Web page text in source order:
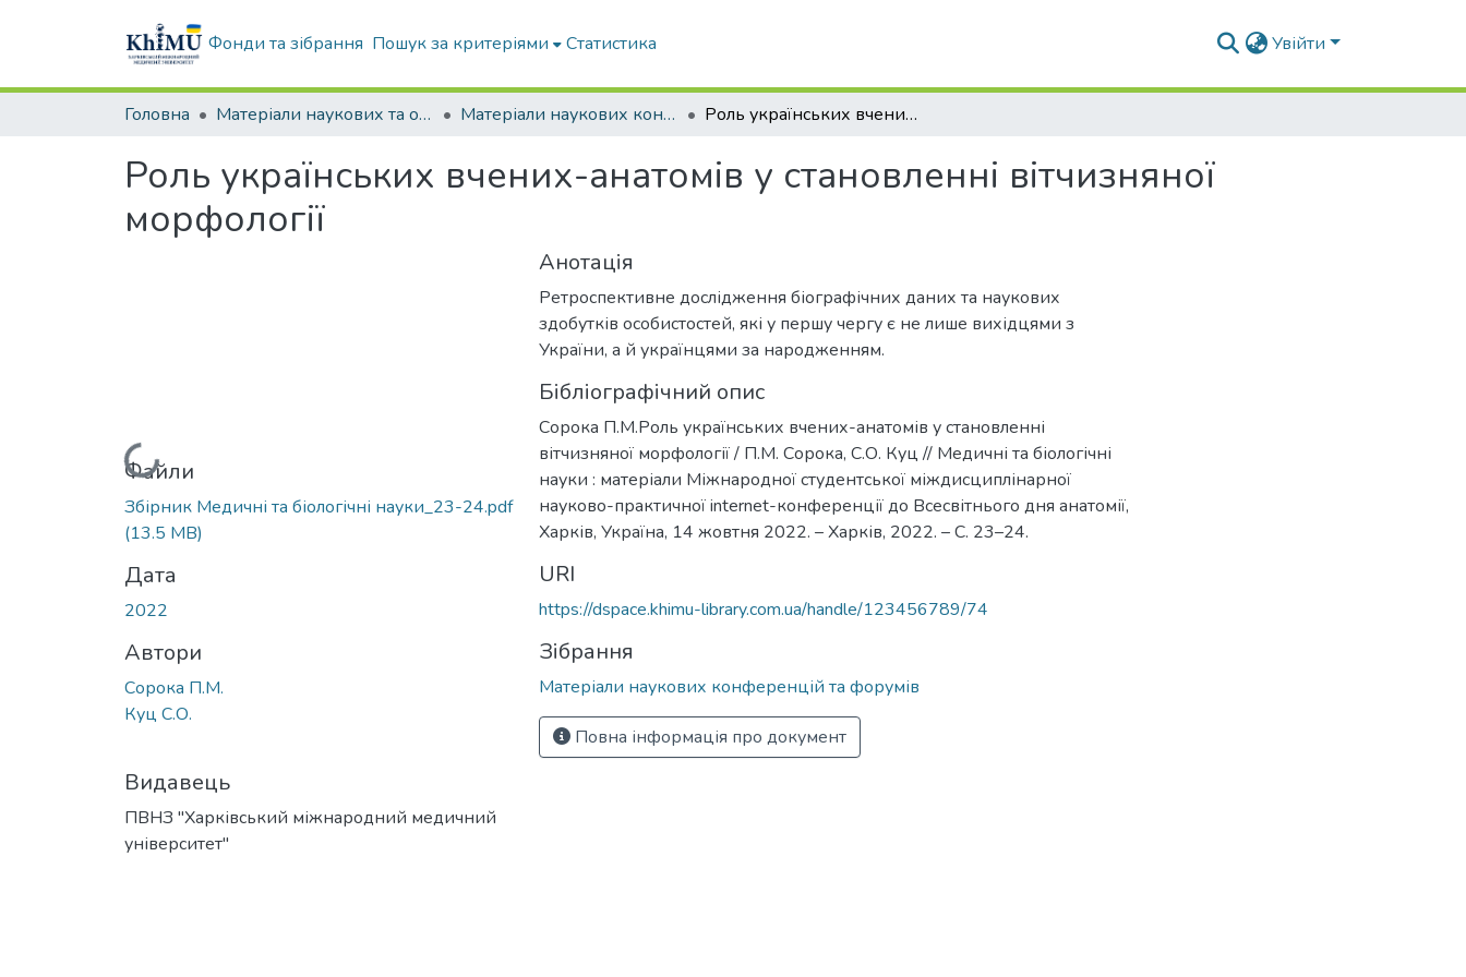
Фонди та зібрання Пошук за критеріями Статистика Увійти
Головна Матеріали наукових та освітніх заходів ХММУ Матеріали наукових конференцій та форумів Роль українських вчених-анатомів у становленні вітчизняної морфології
Роль українських вчених-анатомів у становленні вітчизняної
морфології
Вантажиться...
Файли
Збірник Медичні та біологічні науки_23-24.pdf
(13.5 MB)
Дата
2022
Автори
Сорока П.М.
Куц С.О.
Видавець
ПВНЗ "Харківський міжнародний медичний
університет"
Анотація
Ретроспективне дослідження біографічних даних та наукових
здобутків особистостей, які у першу чергу є не лише вихідцями з
України, а й українцями за народженням.
Бібліографічний опис
Сорока П.М.Роль українських вчених-анатомів у становленні
вітчизняної морфології / П.М. Сорока, С.О. Куц // Медичні та біологічні
науки : матеріали Міжнародної студентської міждисциплінарної
науково-практичної internet-конференції до Всесвітнього дня анатомії,
Харків, Україна, 14 жовтня 2022. – Харків, 2022. – С. 23–24.
URI
https://dspace.khimu-library.com.ua/handle/123456789/74
Зібрання
Матеріали наукових конференцій та форумів
Повна інформація про документ